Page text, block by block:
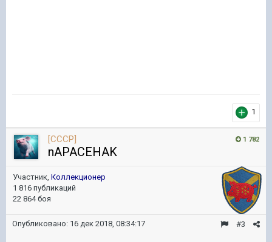
1
1 782
[CCCP]
nAPACEHAK
Участник, Коллекционер
1 816 публикаций
22 864 боя
#3
Опубликовано: 16 дек 2018, 08:34:17